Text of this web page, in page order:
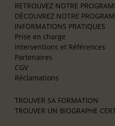
RETROUVEZ NOTRE
DÉCOUVREZ NOTRE
INFORMATIONS PRATIQUES
Prise en charge
Interventions et Références
Partenaires
CGV
Réclamations
TROUVER SA FORMATION
TROUVER UN BIOGRAPHE